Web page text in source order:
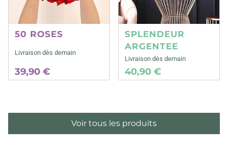
50 ROSES
Livraison dès demain
39,90 €
SPLENDEUR
ARGENTEE
Livraison dès demain
40,90 €
Voir tous les produits